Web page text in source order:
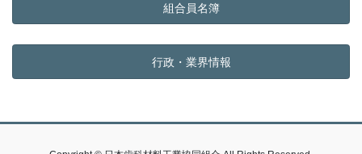
組合員名簿
行政・業界情報